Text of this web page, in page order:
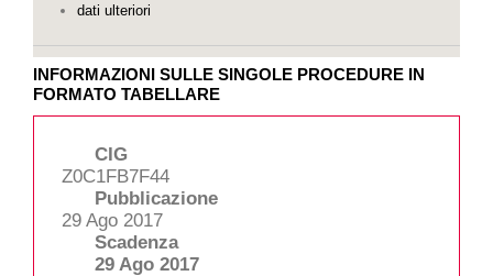
dati ulteriori
INFORMAZIONI SULLE SINGOLE PROCEDURE IN
FORMATO TABELLARE
CIG
Z0C1FB7F44
Pubblicazione
29 Ago 2017
Scadenza
29 Ago 2017